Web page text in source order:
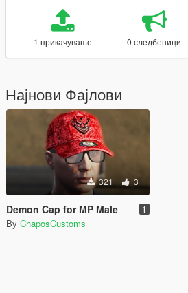
1 прикачување 0 следбеници
Најнови Фајлови
321 3
Demon Cap for MP Male 1
By ChaposCustoms